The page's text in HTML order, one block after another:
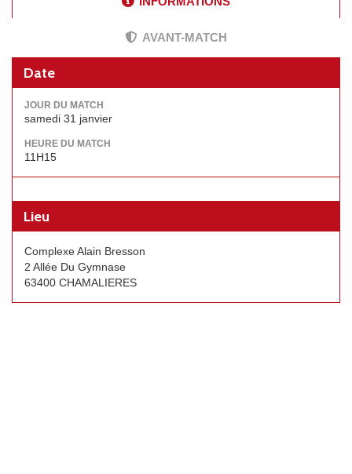
AVANT-MATCH
Date
JOUR DU MATCH
samedi 31 janvier
HEURE DU MATCH
11H15
Lieu
Complexe Alain Bresson
2 Allée Du Gymnase
63400 CHAMALIERES